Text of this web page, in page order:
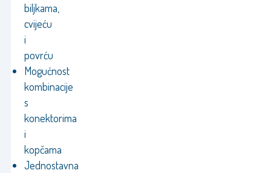
biljkama,
cvijeću
i
povrću
Mogućnost
kombinacije
s
konektorima
i
kopčama
Jednostavna